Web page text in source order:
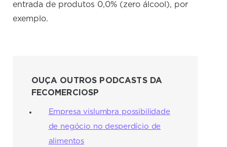
entrada de produtos 0,0% (zero álcool), por
exemplo.
OUÇA OUTROS PODCASTS DA
FECOMERCIOSP
Empresa vislumbra possibilidade
de negócio no desperdício de
alimentos